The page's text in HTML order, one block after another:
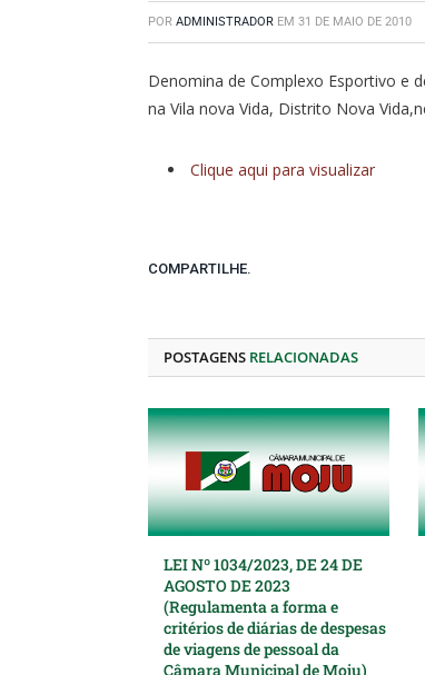
POR ADMINISTRADOR EM 31 DE MAIO DE 2010
Denomina de Complexo Esportivo e
na Vila nova Vida, Distrito Nova
Clique aqui para visualizar
COMPARTILHE.
POSTAGENS RELACIONADAS
LEI Nº 1034/2023, DE 24 DE
AGOSTO DE 2023
(Regulamenta a forma e
critérios de diárias de despesas
de viagens de pessoal da
Câmara Municipal de Moju)